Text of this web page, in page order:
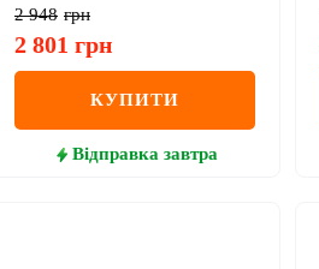
2 948 грн
2 801 грн
КУПИТИ
Відправка завтра